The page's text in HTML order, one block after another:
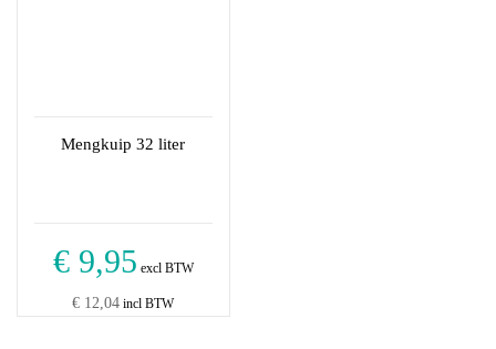
Mengkuip 32 liter
€ 9,95 excl BTW
€ 12,04 incl BTW